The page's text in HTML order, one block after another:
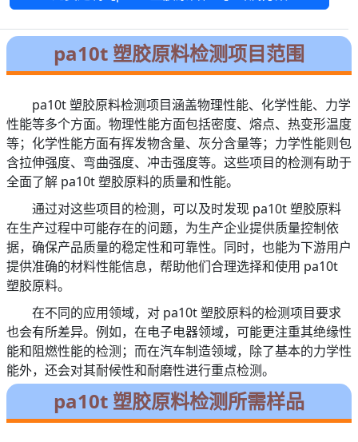
pa10t 塑胶原料检测项目范围
pa10t 塑胶原料检测项目涵盖物理性能、化学性能、力学
性能等多个方面。物理性能方面包括密度、熔点、热变形温度
等；化学性能方面有挥发物含量、灰分含量等；力学性能则包
含拉伸强度、弯曲强度、冲击强度等。这些项目的检测有助于
全面了解 pa10t 塑胶原料的质量和性能。
通过对这些项目的检测，可以及时发现 pa10t 塑胶原料
在生产过程中可能存在的问题，为生产企业提供质量控制依
据，确保产品质量的稳定性和可靠性。同时，也能为下游用户
提供准确的材料性能信息，帮助他们合理选择和使用 pa10t
塑胶原料。
在不同的应用领域，对 pa10t 塑胶原料的检测项目要求
也会有所差异。例如，在电子电器领域，可能更注重其绝缘性
能和阻燃性能的检测；而在汽车制造领域，除了基本的力学性
能外，还会对其耐候性和耐磨性进行重点检测。
pa10t 塑胶原料检测所需样品